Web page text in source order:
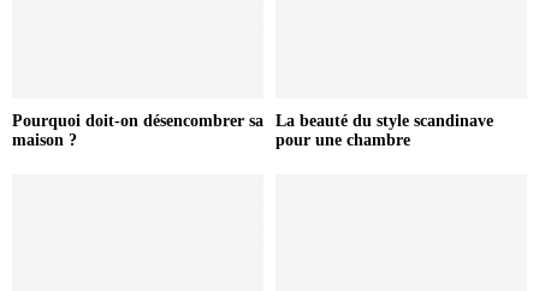
Pourquoi doit-on désencombrer sa
maison ?
La beauté du style scandinave
pour une chambre